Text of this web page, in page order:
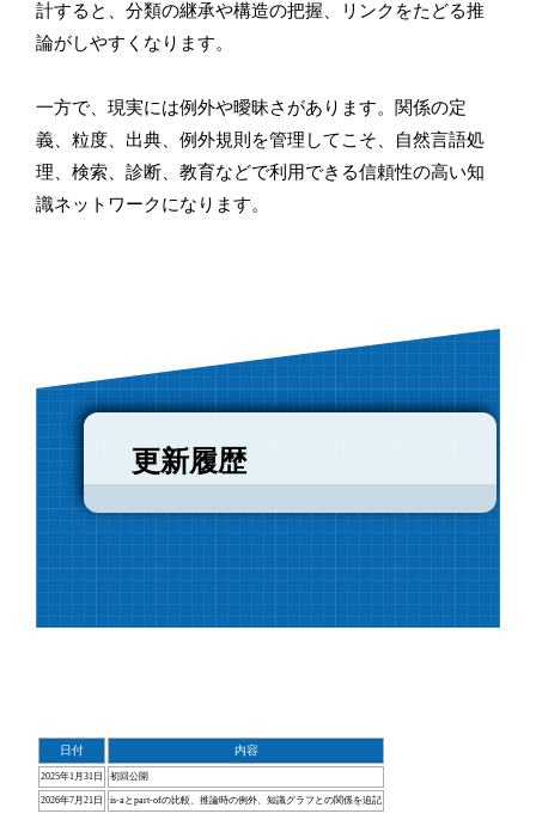
計すると、分類の継承や構造の把握、リンクをたどる推
論がしやすくなります。
一方で、現実には例外や曖昧さがあります。関係の定
義、粒度、出典、例外規則を管理してこそ、自然言語処
理、検索、診断、教育などで利用できる信頼性の高い知
識ネットワークになります。
更新履歴
日付 内容
2025年1月31日 初回公開
2026年7月21日 is-aとpart-ofの比較、推論時の例外、知識グラフとの関係を追記